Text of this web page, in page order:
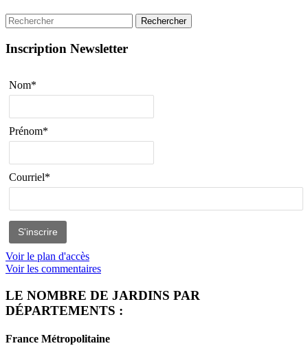
Rechercher
Inscription Newsletter
Nom*
Prénom*
Courriel*
Voir le plan d'accès
Voir les commentaires
LE NOMBRE DE JARDINS PAR
DÉPARTEMENTS :
France Métropolitaine